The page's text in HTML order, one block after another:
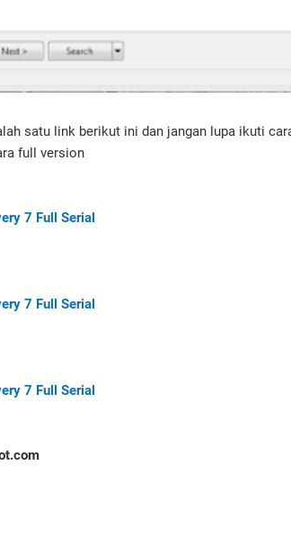
satu link berikut ini dan jangan lupa ikuti
full version
7 Full Serial
7 Full Serial
7 Full Serial